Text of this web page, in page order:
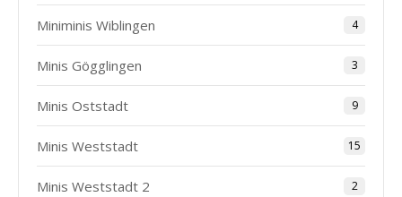
Miniminis Wiblingen 4
Minis Gögglingen 3
Minis Oststadt 9
Minis Weststadt 15
Minis Weststadt 2 2